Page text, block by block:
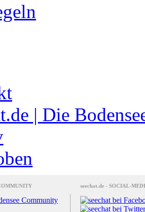
| Die
seechat.de - SOCIAL-